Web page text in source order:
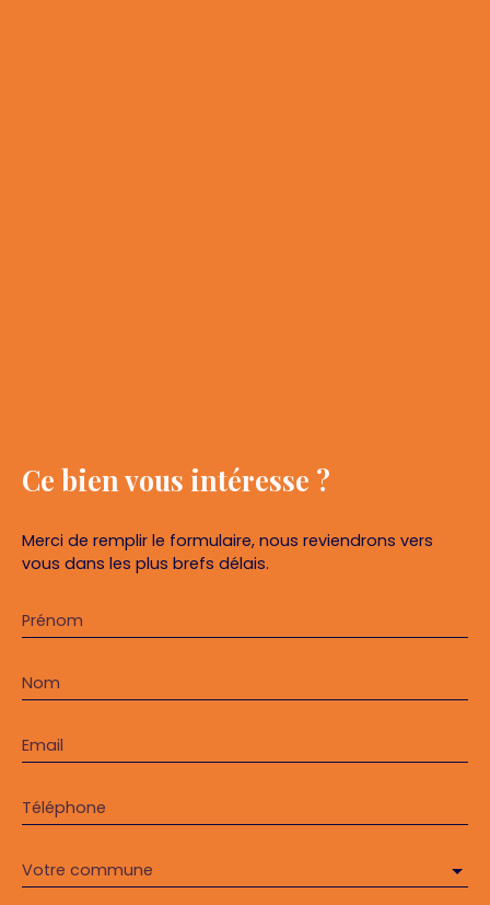
Ce bienvous intéresse ?
Merci de remplir le formulaire, nous reviendrons vers
vous dans les plus brefs délais.
Prénom
Nom
Email
Téléphone
Votre commune